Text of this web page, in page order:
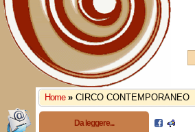
Home » CIRCO CONTEMPORANEO
Da leggere...